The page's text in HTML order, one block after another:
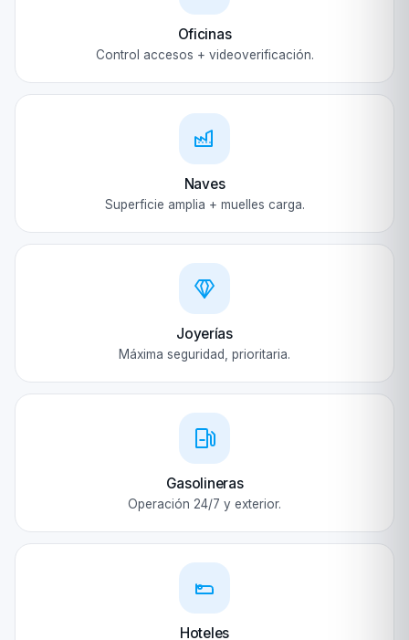
Oficinas
Control accesos + videoverificación.
Naves
Superficie amplia + muelles carga.
Joyerías
Máxima seguridad, prioritaria.
Gasolineras
Operación 24/7 y exterior.
Hoteles